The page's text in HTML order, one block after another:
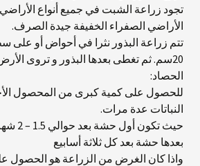
تجود زراعة الشبت في جميع أنواع
الأراضي الصفراء الخفيفة جيدة الصرف.
تتم زراعة البذور نثرا في أحواض أو على
20سم. ثم تغطى بعدها البذور و تروى الأرض رياً هادئاً.
الحصاد:
للحصول على كمية كبرى من المحصول
النباتات عدة مرات.
حيث
بعدها حشة بعد كل ثلاثة أسابيع
واذا كان الغرض من الزراعة هو الحصول